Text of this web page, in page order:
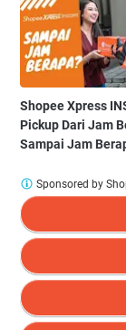
Shopee Xpress
Pickup Dari Jam
Sampai Jam
Sponsored by